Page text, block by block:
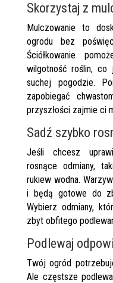
Skorzystaj z
Mulczowanie to
ogrodu bez
Ściółkowanie
wilgotność roślin, co
suchej pogodzie.
zapobiegać
przyszłości zajmie ci
Sadź szybko
Jeśli chcesz
rosnące odmiany,
rukiew wodna.
i będą gotowe do
Wybierz odmiany,
zbyt obfitego
Podlewaj
Twój ogród
Ale częstsze